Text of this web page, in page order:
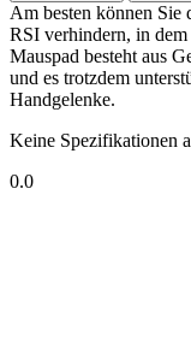
Am besten können Sie
RSI verhindern, in
Mauspad besteht aus
und es trotzdem
Handgelenke.
Keine Spezifikationen
0.0